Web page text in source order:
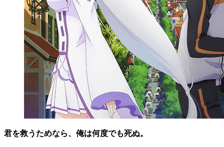
君を救うためなら、俺は何度でも死ぬ。